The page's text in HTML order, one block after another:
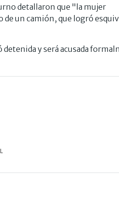
detallaron que "la mujer
un camión, que logró
y será acusada